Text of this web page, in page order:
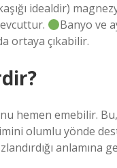
idealdir)
Banyo ve
ortaya çıkabilir.
hemen emebilir.
olumlu yönde
anlamına